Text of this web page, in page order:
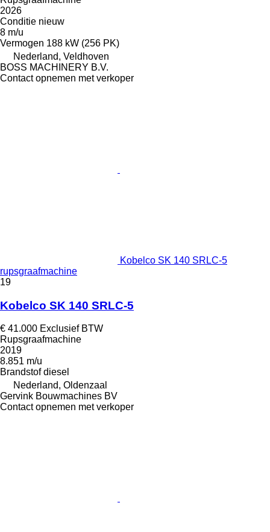
2026
Conditie nieuw
8 m/u
Vermogen 188 kW (256 PK)
Nederland, Veldhoven
BOSS MACHINERY B.V.
Contact opnemen met verkoper
Kobelco SK 140 SRLC-5
rupsgraafmachine
19
Kobelco SK 140 SRLC-5
€ 41.000 Exclusief BTW
Rupsgraafmachine
2019
8.851 m/u
Brandstof diesel
Nederland, Oldenzaal
Gervink Bouwmachines BV
Contact opnemen met verkoper